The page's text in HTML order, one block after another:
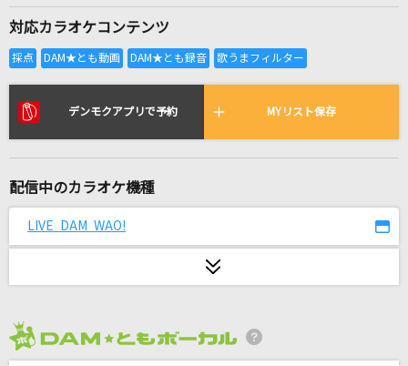
全国りれき
リアルタイムで歌われている曲の一覧
堕天使
[生音]星影のエール
対応カラオケコンテンツ
デンモクアプリで予約 MYリスト保存
配信中のカラオケ機種
LIVE DAM WAO!